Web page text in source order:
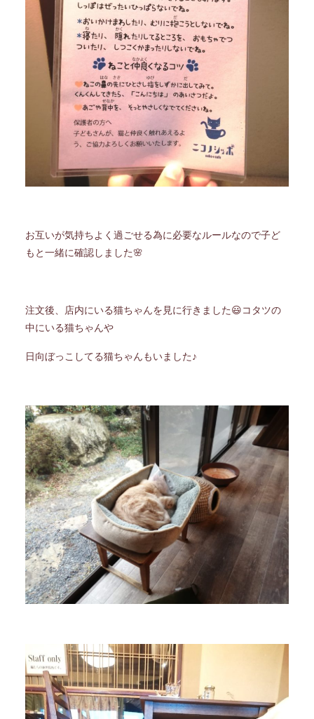
お互いが気持ちよく過ごせる為に必要なルールなので子ど
もと一緒に確認しました🌸
注文後、店内にいる猫ちゃんを見に行きました😃コタツの
中にいる猫ちゃんや
日向ぼっこしてる猫ちゃんもいました♪